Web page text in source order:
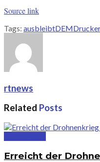
Source link
Tags: ausbleibtDEMDruck
rtnews
Related Posts
Erreicht der